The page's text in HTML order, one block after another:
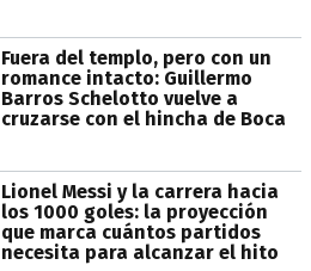
Fuera del templo, pero con un
romance intacto: Guillermo
Barros Schelotto vuelve a
cruzarse con el hincha de Boca
Lionel Messi y la carrera hacia
los 1000 goles: la proyección
que marca cuántos partidos
necesita para alcanzar el hito